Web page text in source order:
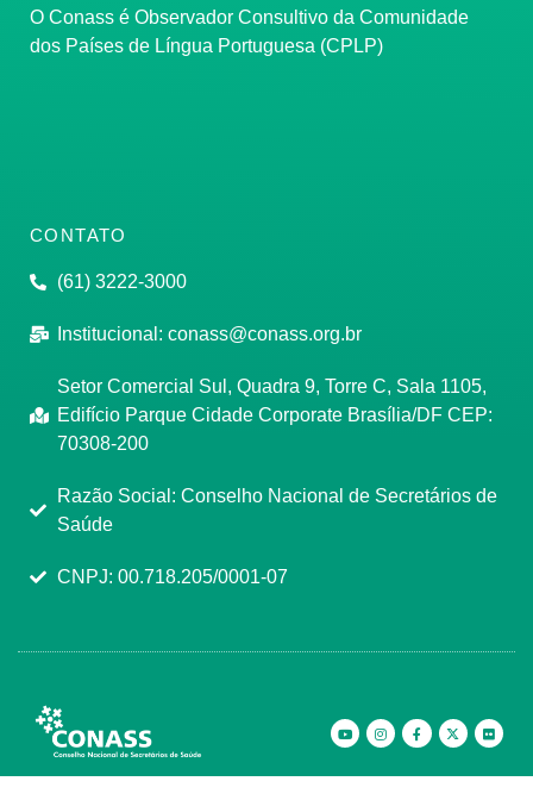
O Conass é Observador Consultivo da Comunidade
dos Países de Língua Portuguesa (CPLP)
CONTATO
(61) 3222-3000
Institucional: conass@conass.org.br
Setor Comercial Sul, Quadra 9, Torre C, Sala 1105,
Edifício Parque Cidade Corporate Brasília/DF CEP:
70308-200
Razão Social: Conselho Nacional de Secretários de
Saúde
CNPJ: 00.718.205/0001-07